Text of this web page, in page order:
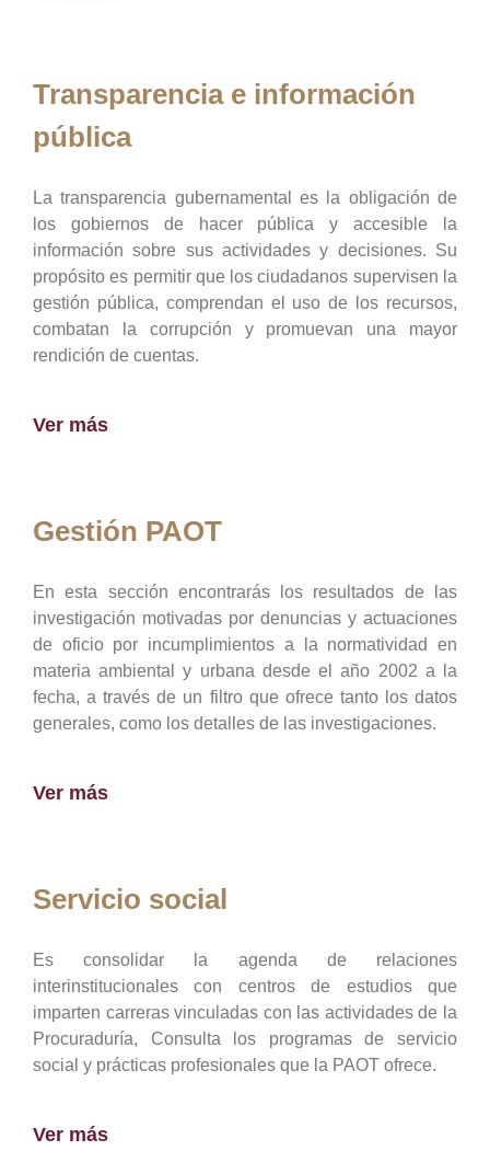
Transparencia e información
pública
La transparencia gubernamental es la obligación de
los gobiernos de hacer pública y accesible la
información sobre sus actividades y decisiones. Su
propósito es permitir que los ciudadanos supervisen la
gestión pública, comprendan el uso de los recursos,
combatan la corrupción y promuevan una mayor
rendición de cuentas.
Ver más
Gestión PAOT
En esta sección encontrarás los resultados de las
investigación motivadas por denuncias y actuaciones
de oficio por incumplimientos a la normatividad en
materia ambiental y urbana desde el año 2002 a la
fecha, a través de un filtro que ofrece tanto los datos
generales, como los detalles de las investigaciones.
Ver más
Servicio social
Es consolidar la agenda de relaciones
interinstitucionales con centros de estudios que
imparten carreras vinculadas con las actividades de la
Procuraduría, Consulta los programas de servicio
social y prácticas profesionales que la PAOT ofrece.
Ver más